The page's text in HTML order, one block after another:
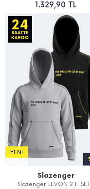
1.329,90 TL
YENI
Slazenger
Slazenger LEVON 2 Lİ